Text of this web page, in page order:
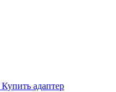
Купить адаптер